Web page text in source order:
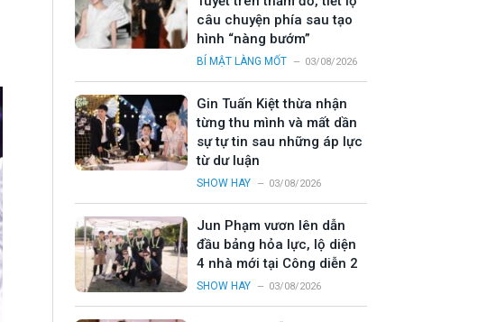
câu chuyện phía sau tạo
hình “nàng bướm”
BÍ MẬT LÀNG MỐT 03/08/2026
Gin Tuấn Kiệt thừa nhận
từng thu mình và mất dần
sự tự tin sau những áp lực
từ dư luận
SHOW HAY 03/08/2026
Jun Phạm vươn lên dẫn
đầu bảng hỏa lực, lộ diện
4 nhà mới tại Công diễn 2
SHOW HAY 03/08/2026